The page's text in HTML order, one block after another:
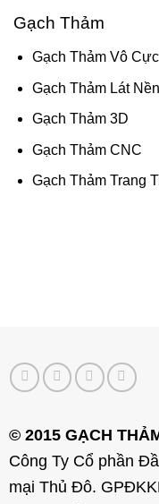
Gạch Thảm
Gạch Thảm Vô Cực
Gạch Thảm Lát Nền
Gạch Thảm 3D
Gạch Thảm CNC
Gạch Thảm Trang
© 2015 GẠCH
Công Ty Cổ phần
mại Thủ Đô.